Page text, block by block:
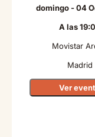
domingo - 04
A las
Movistar
Madrid
Ver